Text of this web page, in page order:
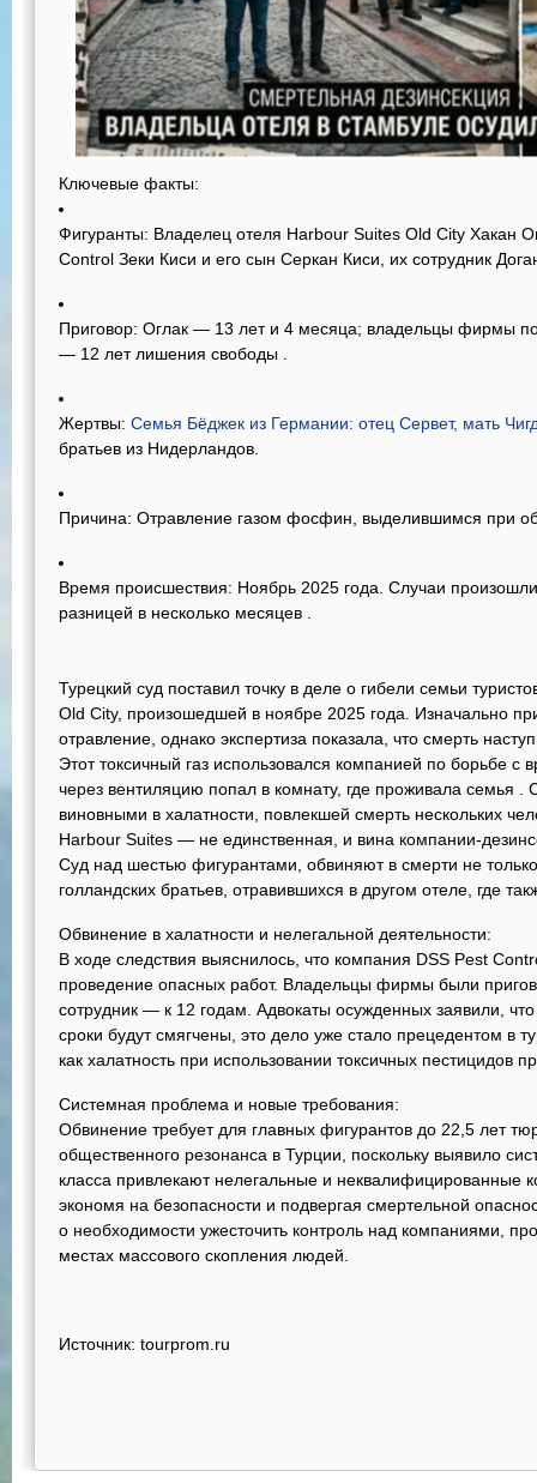
Ключевые факты:
Фигуранты: Владелец отеля Harbour Suites Old City Хакан
Control Зеки Киси и его сын Серкан Киси, их сотрудник
Приговор: Оглак — 13 лет и 4 месяца; владельцы фирмы
— 12 лет лишения свободы
Жертвы: Семья Бёджек из Германии: отец Сервет, мать
братьев из Нидерландов.
Причина: Отравление газом фосфин, выделившимся при
Время происшествия: Ноябрь 2025 года. Случаи
разницей в несколько месяцев .
Турецкий суд поставил точку в деле о гибели семьи
Old City, произошедшей в ноябре 2025 года. Изначально
отравление, однако экспертиза показала, что смерть
Этот токсичный газ использовался компанией по борьбе с
через вентиляцию попал в комнату, где проживала семья
.
виновными в халатности, повлекшей смерть нескольких
Harbour Suites — не единственная, и вина компании-
Суд над шестью фигурантами, обвиняют в смерти не
голландских братьев, отравившихся в другом отеле, где
Обвинение в халатности и нелегальной деятельности:
В ходе следствия выяснилось, что компания DSS Pest
проведение опасных работ. Владельцы фирмы были
сотрудник — к 12 годам. Адвокаты осужденных заявили,
сроки будут смягчены, это дело уже стало прецедентом в
как халатность при использовании токсичных пестицидов
Системная проблема и новые требования:
Обвинение требует для главных фигурантов до 22,5 лет
общественного резонанса в Турции, поскольку выявило
класса привлекают нелегальные и неквалифицированные
экономя на безопасности и подвергая смертельной
о необходимости ужесточить контроль над компаниями,
местах массового скопления людей.
Источник: tourprom.ru